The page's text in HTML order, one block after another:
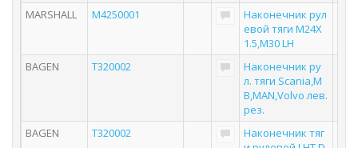
MARSHALL
M4250001
Наконечник рул
евой тяги M24X
1.5,M30 LH
BAGEN
T320002
Наконечник ру
л. тяги Scania,M
B,MAN,Volvo лев.
рез.
BAGEN
T320002
Наконечник тяг